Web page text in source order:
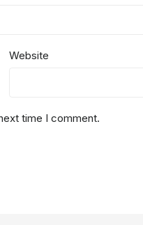
Website
time I comment.